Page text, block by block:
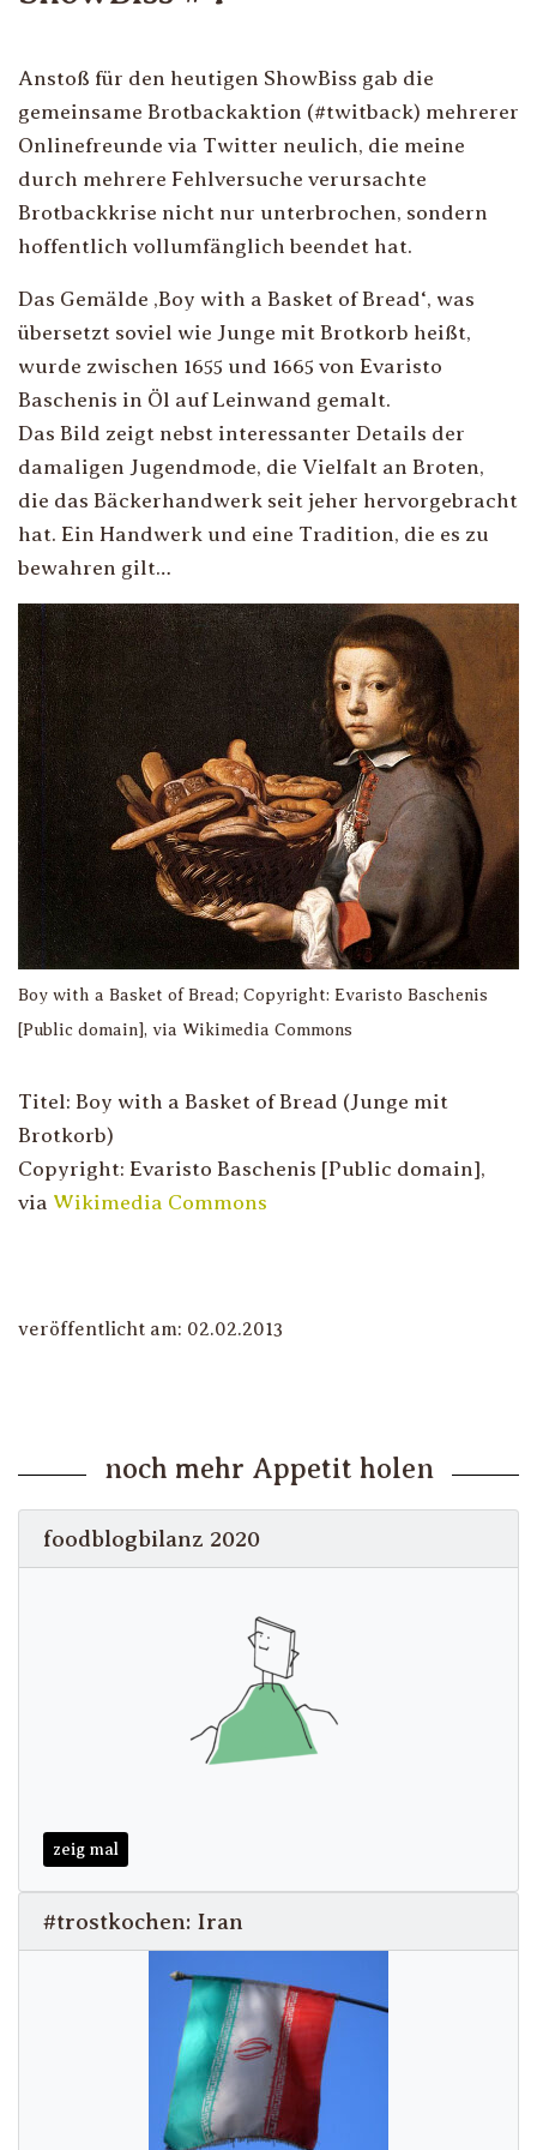
Anstoß für den heutigen ShowBiss gab die
gemeinsame Brotbackaktion (#twitback) mehrerer
Onlinefreunde via Twitter neulich, die meine
durch mehrere Fehlversuche verursachte
Brotbackkrise nicht nur unterbrochen, sondern
hoffentlich vollumfänglich beendet hat.
Das Gemälde ‚Boy with a Basket of Bread‘, was
übersetzt soviel wie Junge mit Brotkorb heißt,
wurde zwischen 1655 und 1665 von Evaristo
Baschenis in Öl auf Leinwand gemalt.
Das Bild zeigt nebst interessanter Details der
damaligen Jugendmode, die Vielfalt an Broten,
die das Bäckerhandwerk seit jeher hervorgebracht
hat. Ein Handwerk und eine Tradition, die es zu
bewahren gilt…
Boy with a Basket of Bread; Copyright: Evaristo Baschenis
[Public domain], via Wikimedia Commons
Titel: Boy with a Basket of Bread (Junge mit
Brotkorb)
Copyright: Evaristo Baschenis [Public domain],
via Wikimedia Commons
veröffentlicht am: 02.02.2013
noch mehr Appetit holen
foodblogbilanz 2020
zeig mal
#trostkochen: Iran